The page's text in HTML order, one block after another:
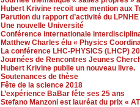
Hubert Krivine recoit une mention aux
Parution du rapport d’activité du LPNHE
Une nouvelle Université
Conférence internationale
Matthew Charles élu « Physics
La conférence LHC-PHYSICS (LHCP)
Journées de Rencontres Jeunes
Hubert Krivine publie un nouveau livre.
Soutenances de thèse
Fête de la science 2018
L’expérience BaBar fête ses 25 ans
Stefano Manzoni est lauréat du prix «